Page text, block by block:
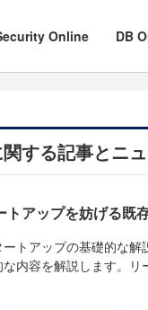
Online DB
関する記事とニ
トアップを妨げる既
トアップの基礎的な
内容を解説します。